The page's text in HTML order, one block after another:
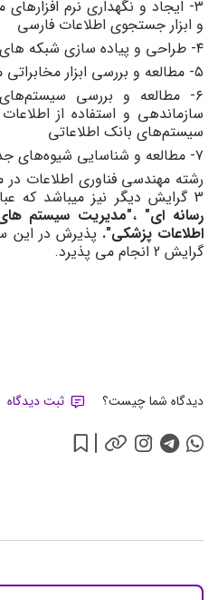
۳- ایجاد و نگهداری نرم
و ابزار جستجوی اطلاعات فارسی
۴- طراحی و پیاده سازی شبکه های محلی
۵- مطالعه و بررسی ابزار مخابراتی مناسب برای انتقال اطلاعات
۶- مطالعه و بررسی
سازماندهی و استفاده از
سیستم‌های بانک اطلاعاتی
۷- مطالعه و شناسایی شیوه‌های جدید برای اطلاع رسانی
رشته مهندسی فناوری اطلاعات
3 گرایش دیگر نیز می­باشد که عبارتند از:
رسانه ای" ،"مدیریت سیستم های
اطلاعات پزشکی". پذیرش در این
گرایش 2 انجام می پذیرد.
دیدگاه شما چیست؟ ثبت دیدگاه